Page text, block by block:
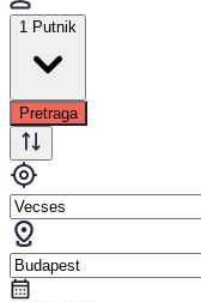
1 Putnik
Pretraga